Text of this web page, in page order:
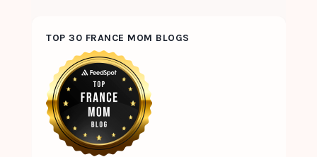
TOP 30 FRANCE MOM BLOGS